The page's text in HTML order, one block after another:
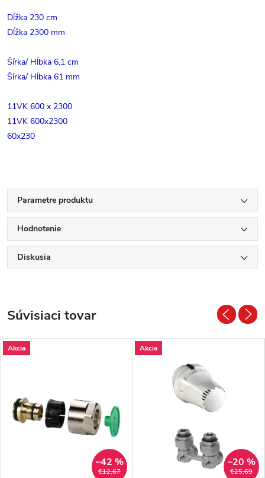
Dĺžka 230 cm
Dĺžka 2300 mm
Šírka/ Hĺbka 6,1 cm
Šírka/ Hĺbka 61 mm
11VK 600 x 2300
11VK 600x2300
60x230
Parametre produktu
Hodnotenie
Diskusia
Súvisiaci tovar
Akcia
€12,67
–42 %
Akcia
€25,69
–20 %